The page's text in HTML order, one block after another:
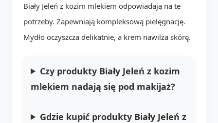
Biały Jeleń z kozim mlekiem odpowiadają na te
potrzeby. Zapewniają kompleksową pielęgnację.
Mydło oczyszcza delikatnie, a krem nawilża skórę.
Czy produkty Biały Jeleń z kozim
mlekiem nadają się pod makijaż?
Gdzie kupić produkty Biały Jeleń z